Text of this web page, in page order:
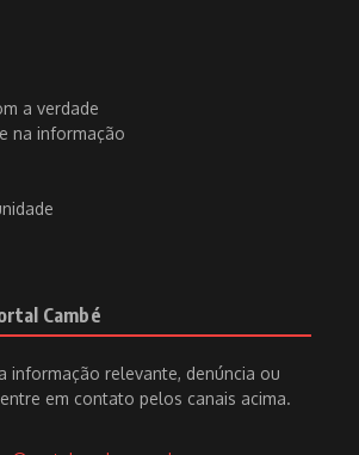
a verdade
na informação
Cambé
informação relevante, denúncia ou
em contato pelos canais acima.